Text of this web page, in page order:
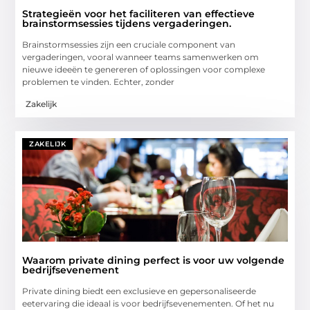
Strategieën voor het faciliteren van effectieve
brainstormsessies tijdens vergaderingen.
Brainstormsessies zijn een cruciale component van
vergaderingen, vooral wanneer teams samenwerken om
nieuwe ideeën te genereren of oplossingen voor complexe
problemen te vinden. Echter, zonder
Zakelijk
ZAKELIJK
Waarom private dining perfect is voor uw volgende
bedrijfsevenement
Private dining biedt een exclusieve en gepersonaliseerde
eetervaring die ideaal is voor bedrijfsevenementen. Of het nu